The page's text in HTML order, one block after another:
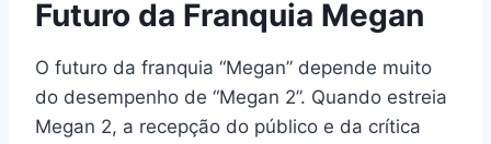
Futuro da Franquia Megan
O futuro da franquia “Megan” depende muito
do desempenho de “Megan 2”. Quando estreia
Megan 2, a recepção do público e da crítica